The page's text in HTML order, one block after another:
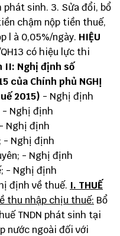
sinh. 3. Sửa đổi, bổ
chậm nộp tiền thuế,
l à 0,05%/ngày. HIỆU
có hiệu lực thi
II: Nghị định số
của Chính phủ NGHỊ
2015) - Nghị định
- Nghị định
Nghị định
- Nghị định
- Nghị định
- Nghị định
định về thuế. I. THUẾ
thu nhập chịu thuế: Bổ
TNDN phát sinh tại
nước ngoài đối với